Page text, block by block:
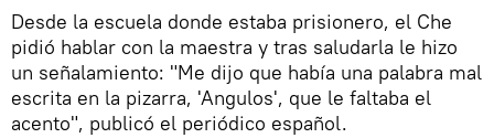
Desde la escuela donde estaba prisionero, el Che
pidió hablar con la maestra y tras saludarla le hizo
un señalamiento: "Me dijo que había una palabra mal
escrita en la pizarra, 'Angulos', que le faltaba el
acento", publicó el periódico español.